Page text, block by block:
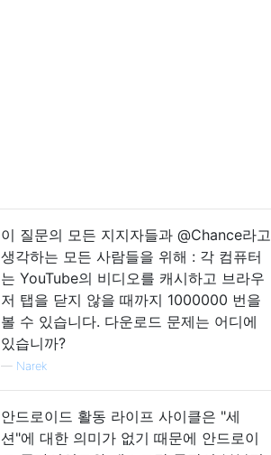
이 질문의 모든 지지자들과 @Chance라고
생각하는 모든 사람들을 위해 : 각 컴퓨터
는 YouTube의 비디오를 캐시하고 브라우
저 탭을 닫지 않을 때까지 1000000 번을
볼 수 있습니다. 다운로드 문제는 어디에
있습니까?
— Narek
안드로이드 활동 라이프 사이클은 "세
션"에 대한 의미가 없기 때문에 안드로이